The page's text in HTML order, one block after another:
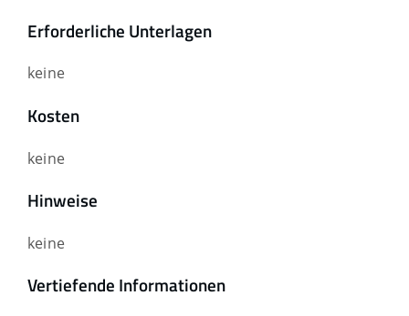
Erforderliche Unterlagen
keine
Kosten
keine
Hinweise
keine
Vertiefende Informationen